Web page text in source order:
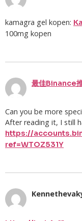
kamagra gel kopen:
100mg kopen
最佳Binance
Can you be more
After reading it, I still
https://
ref=WTOZ531Y